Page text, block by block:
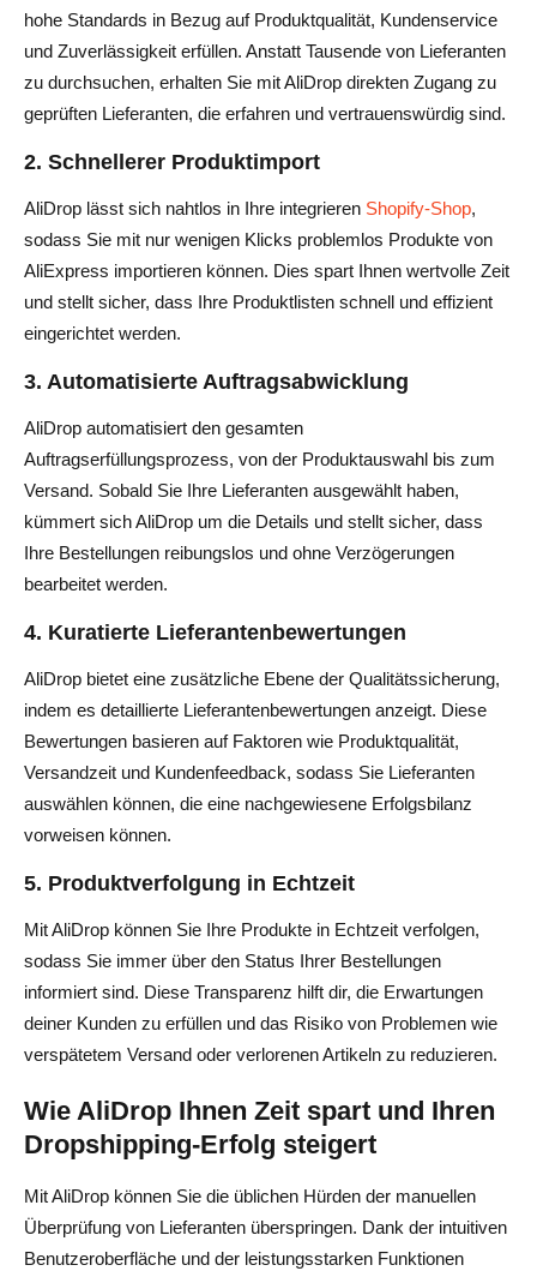
hohe Standards in Bezug auf Produktqualität, Kundenservice
und Zuverlässigkeit erfüllen. Anstatt Tausende von Lieferanten
zu durchsuchen, erhalten Sie mit AliDrop direkten Zugang zu
geprüften Lieferanten, die erfahren und vertrauenswürdig sind.
2. Schnellerer Produktimport
AliDrop lässt sich nahtlos in Ihre integrieren Shopify-Shop,
sodass Sie mit nur wenigen Klicks problemlos Produkte von
AliExpress importieren können. Dies spart Ihnen wertvolle Zeit
und stellt sicher, dass Ihre Produktlisten schnell und effizient
eingerichtet werden.
3. Automatisierte Auftragsabwicklung
AliDrop automatisiert den gesamten
Auftragserfüllungsprozess, von der Produktauswahl bis zum
Versand. Sobald Sie Ihre Lieferanten ausgewählt haben,
kümmert sich AliDrop um die Details und stellt sicher, dass
Ihre Bestellungen reibungslos und ohne Verzögerungen
bearbeitet werden.
4. Kuratierte Lieferantenbewertungen
AliDrop bietet eine zusätzliche Ebene der Qualitätssicherung,
indem es detaillierte Lieferantenbewertungen anzeigt. Diese
Bewertungen basieren auf Faktoren wie Produktqualität,
Versandzeit und Kundenfeedback, sodass Sie Lieferanten
auswählen können, die eine nachgewiesene Erfolgsbilanz
vorweisen können.
5. Produktverfolgung in Echtzeit
Mit AliDrop können Sie Ihre Produkte in Echtzeit verfolgen,
sodass Sie immer über den Status Ihrer Bestellungen
informiert sind. Diese Transparenz hilft dir, die Erwartungen
deiner Kunden zu erfüllen und das Risiko von Problemen wie
verspätetem Versand oder verlorenen Artikeln zu reduzieren.
Wie AliDrop Ihnen Zeit spart und Ihren
Dropshipping-Erfolg steigert
Mit AliDrop können Sie die üblichen Hürden der manuellen
Überprüfung von Lieferanten überspringen. Dank der intuitiven
Benutzeroberfläche und der leistungsstarken Funktionen